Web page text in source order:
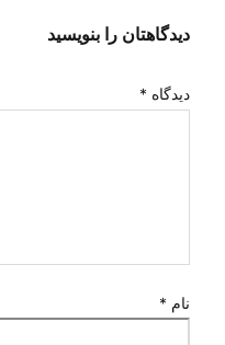
دیدگاهتان را بنویسید
دیدگاه *
نام *